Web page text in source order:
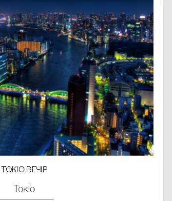
ТОКІО ВЕЧІР
Токіо